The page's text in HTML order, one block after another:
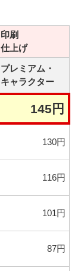
印刷
仕上げ
プレミアム・
キャラクター
145円
130円
116円
101円
87円